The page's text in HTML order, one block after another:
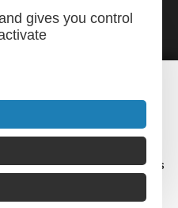
Agenda Infos pratiques
gives you control